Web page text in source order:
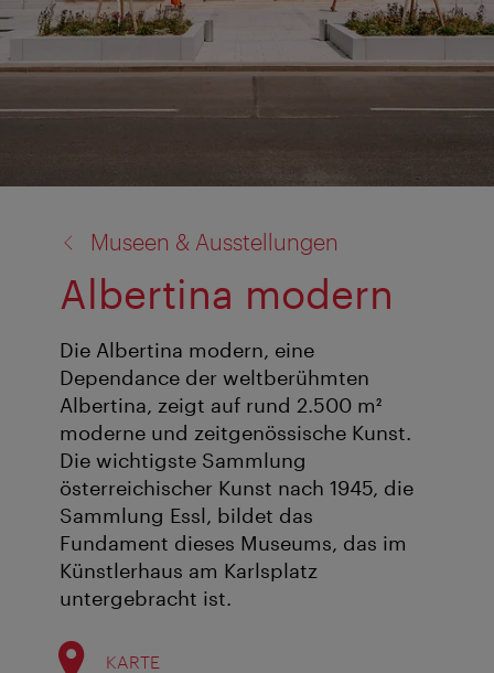
Museen & Ausstellungen
Albertina modern
Die Albertina modern, eine
Dependance der weltberühmten
Albertina, zeigt auf rund 2.500 m²
moderne und zeitgenössische Kunst.
Die wichtigste Sammlung
österreichischer Kunst nach 1945, die
Sammlung Essl, bildet das
Fundament dieses Museums, das im
Künstlerhaus am Karlsplatz
untergebracht ist.
KARTE